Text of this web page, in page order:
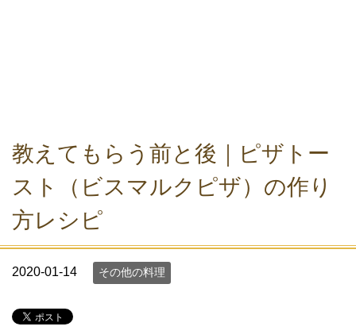
教えてもらう前と後｜ピザトー
スト（ビスマルクピザ）の作り
方レシピ
2020-01-14 その他の料理